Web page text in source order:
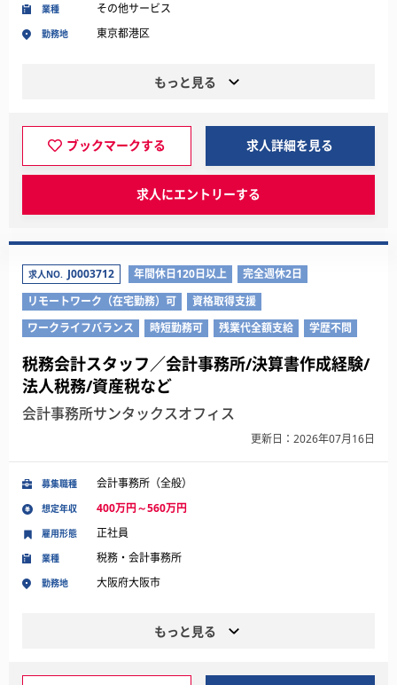
業種 その他サービス
勤務地 東京都港区
もっと見る
ブックマークする 求人詳細を見る
求人にエントリーする
求人NO. J0003712 年間休日120日以上
完全週休2日
リモートワーク（在宅勤務）可
資格取得支援
ワークライフバランス
時短勤務可 残業代全額支給 学歴不問
税務会計スタッフ／会計事務所/決算書作成経験/
法人税務/資産税など
会計事務所サンタックスオフィス
更新日：2026年07月16日
募集職種 会計事務所（全般）
想定年収 400万円～560万円
業種 税務・会計事務所
勤務地 大阪府大阪市
雇用形態 正社員
もっと見る